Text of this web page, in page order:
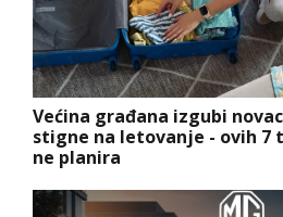
Većina građana izgubi
stigne na letovanje - ovih 7
ne planira